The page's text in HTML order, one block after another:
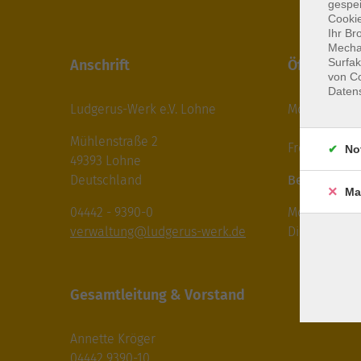
Anschrift
Ludgerus-Werk e.V. Lohne
Mühlenstraße 2
49393 Lohne
Deutschland
04442 - 9390-0
verwaltung@ludgerus-werk.de
Gesamtleitung & Vorstand
Annette Kröger
Mo – Do
14.00-
Freitag
Beratung
Mo - Do
Dienstag
Ihr
von